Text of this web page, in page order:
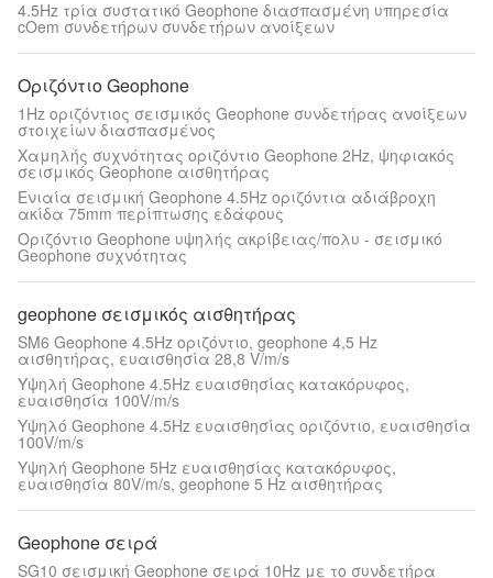
4.5Hz τρία συστατικό Geophone διασπασμένη υπηρεσία
cOem συνδετήρων συνδετήρων ανοίξεων
Οριζόντιο Geophone
1Hz οριζόντιος σεισμικός Geophone συνδετήρας ανοίξεων
στοιχείων διασπασμένος
Χαμηλής συχνότητας οριζόντιο Geophone 2Hz, ψηφιακός
σεισμικός Geophone αισθητήρας
Ενιαία σεισμική Geophone 4.5Hz οριζόντια αδιάβροχη
ακίδα 75mm περίπτωσης εδάφους
Οριζόντιο Geophone υψηλής ακρίβειας/πολυ - σεισμικό
Geophone συχνότητας
geophone σεισμικός αισθητήρας
SM6 Geophone 4.5Hz οριζόντιο, geophone 4,5 Hz
αισθητήρας, ευαισθησία 28,8 V/m/s
Υψηλή Geophone 4.5Hz ευαισθησίας κατακόρυφος,
ευαισθησία 100V/m/s
Υψηλό Geophone 4.5Hz ευαισθησίας οριζόντιο, ευαισθησία
100V/m/s
Υψηλή Geophone 5Hz ευαισθησίας κατακόρυφος,
ευαισθησία 80V/m/s, geophone 5 Hz αισθητήρας
Geophone σειρά
SG10 σεισμική Geophone σειρά 10Hz με το συνδετήρα